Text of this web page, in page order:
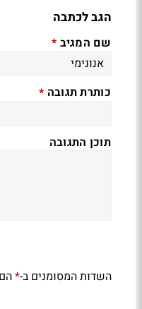
הגב לכתבה
שם המגיב *
כותרת תגובה *
תוכן התגובה
השדות המסומנים ב-*